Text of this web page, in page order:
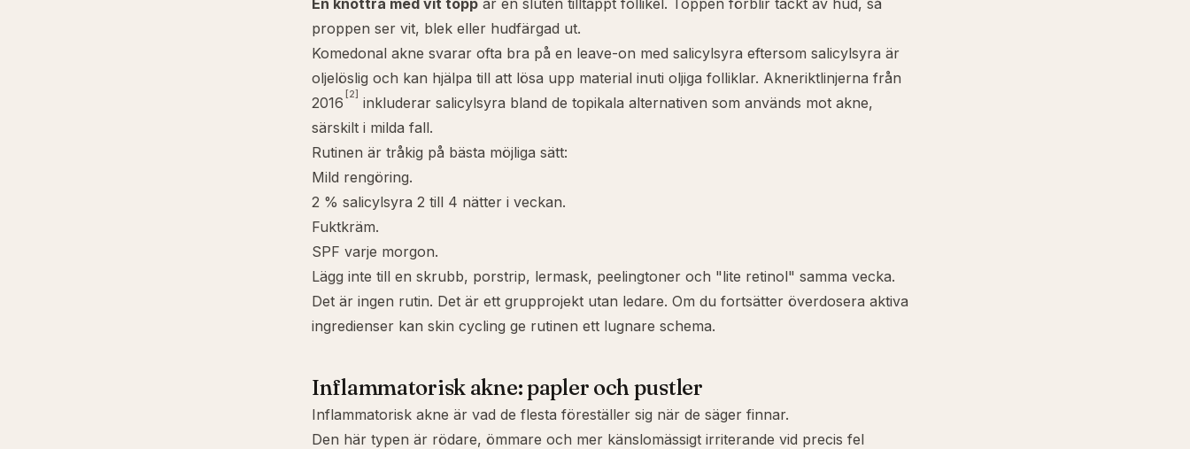
En knottra med vit topp är en sluten tilltäppt follikel. Toppen förblir täckt av hud, så
proppen ser vit, blek eller hudfärgad ut.
Komedonal akne svarar ofta bra på en leave-on med salicylsyra eftersom salicylsyra är
oljelöslig och kan hjälpa till att lösa upp material inuti oljiga folliklar. Akneriktlinjerna från
2016 [2] inkluderar salicylsyra bland de topikala alternativen som används mot akne,
särskilt i milda fall.
Rutinen är tråkig på bästa möjliga sätt:
Mild rengöring.
2 % salicylsyra 2 till 4 nätter i veckan.
Fuktkräm.
SPF varje morgon.
Lägg inte till en skrubb, porstrip, lermask, peelingtoner och "lite retinol" samma vecka.
Det är ingen rutin. Det är ett grupprojekt utan ledare. Om du fortsätter överdosera aktiva
ingredienser kan skin cycling ge rutinen ett lugnare schema.
Inflammatorisk akne: papler och pustler
Inflammatorisk akne är vad de flesta föreställer sig när de säger finnar.
Den här typen är rödare, ömmare och mer känslomässigt irriterande vid precis fel